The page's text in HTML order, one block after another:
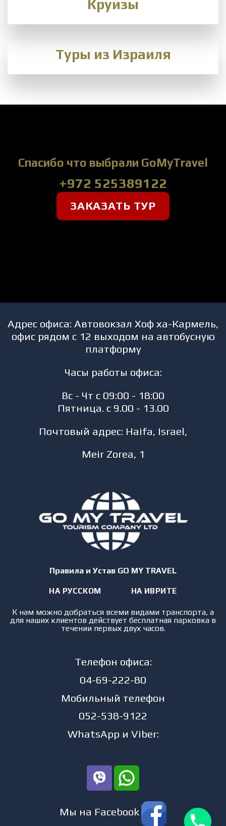
Круизы
Туры из Израиля
Спасибо что выбрали GoMyTravel
+972 525389122
ЗАКАЗАТЬ ТУР
Адрес офиса: Автовокзал Хоф ха-Кармель,
офис рядом с 12 выходом на автобусную
платформу
Часы работы офиса:
Вс - Чт с 09:00 - 18:00
Пятница. с 9.00 - 13.00
Почтовый адрес: Haifa, Israel,
Meir Zorea, 1
Правила и Устав GO MY TRAVEL
НА РУССКОМ НА ИВРИТЕ
К нам можно добраться всеми видами транспорта, а
для наших клиентов действует бесплатная парковка в
течении первых двух часов.
Телефон офиса:
04-69-222-80
Мобильный телефон
052-538-9122
WhatsApp и Viber:
Мы на Facebook